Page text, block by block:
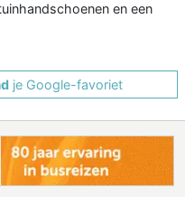
en een
je Google-favoriet